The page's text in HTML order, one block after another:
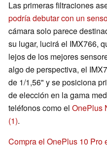
Las primeras filtraciones
podría debutar con un
cámara solo parece
su lugar, lucirá el IMX766,
lejos de los mejores
algo de perspectiva, el
de 1/1,56" y se posiciona
de elección en la gama
teléfonos como el OnePlus
(1).
Compra el OnePlus 10 Pro